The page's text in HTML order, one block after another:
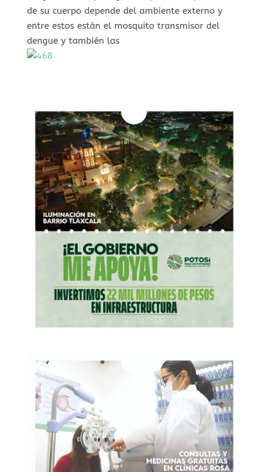
de su cuerpo depende del ambiente externo y
entre estos están el mosquito transmisor del
dengue y también las